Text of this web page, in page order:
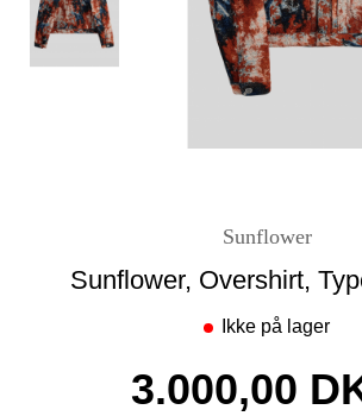
Sunflower
Sunflower, Overshirt,
Ikke på lager
3.000,00